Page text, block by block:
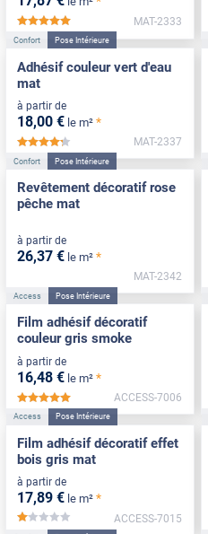
*****
MAT-2333
Confort Pose Intérieure
Adhésif couleur vert d'eau
mat
à partir de
18,00 € le m² *
*****
MAT-2337
Confort Pose Intérieure
Revêtement décoratif rose
pêche mat
à partir de
26,37 € le m² *
MAT-2342
Access Pose Intérieure
Film adhésif décoratif
couleur gris smoke
à partir de
16,48 € le m² *
*****
ACCESS-7006
Access Pose Intérieure
Film adhésif décoratif effet
bois gris mat
à partir de
17,89 € le m² *
*****
ACCESS-7015